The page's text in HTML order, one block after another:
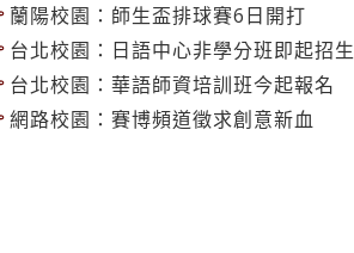
蘭陽校園：師生盃排球賽6日開打
台北校園：日語中心非學分班即起招生
台北校園：華語師資培訓班今起報名
網路校園：賽博頻道徵求創意新血